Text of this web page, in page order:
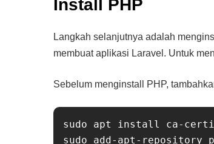
Install PHP
Langkah selanjutnya adalah
membuat aplikasi Laravel. Untuk
Sebelum menginstall PHP,
sudo apt install ca-